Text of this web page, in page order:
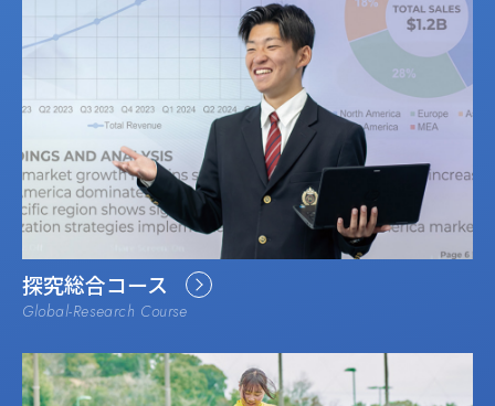
探究総合コース